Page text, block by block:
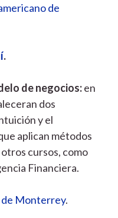
de
.
de negocios:en
dos
y el
aplican métodos
cursos, como
Financiera.
Monterrey.